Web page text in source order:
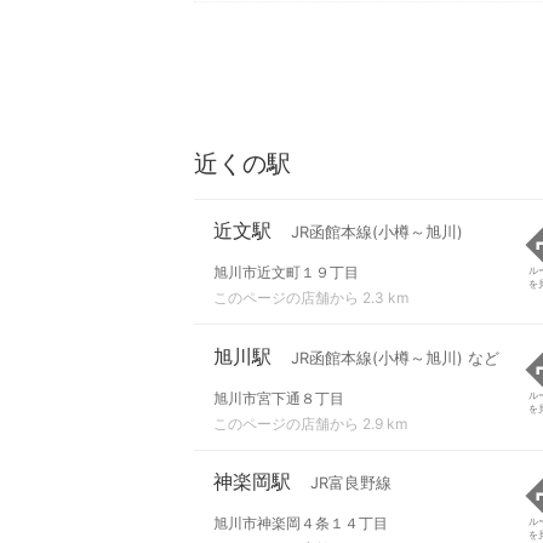
近くの駅
近文駅 JR函館本線(小樽～旭川)
旭川市近文町１９丁目
このページの店舗から 2.3 km
ル
を
旭川駅 JR函館本線(小樽～旭川) など
旭川市宮下通８丁目
このページの店舗から 2.9 km
ル
を
神楽岡駅 JR富良野線
旭川市神楽岡４条１４丁目
ル
を